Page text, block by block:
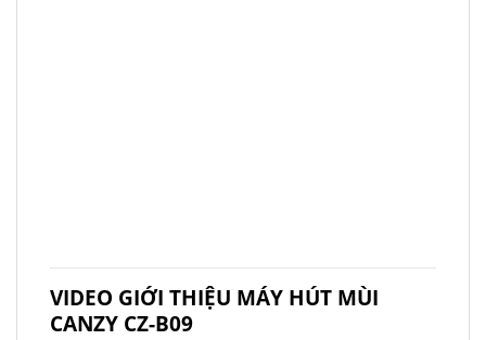
VIDEO GIỚI THIỆU MÁY HÚT MÙI
CANZY CZ-B09